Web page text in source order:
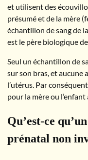
et utilisent des
présumé et de la mère
échantillon de sang de
est le père biologique de
Seul un échantillon de
sur son bras, et aucune
l’utérus. Par
pour la mère ou l’enfant
Qu’est-ce
prénatal non